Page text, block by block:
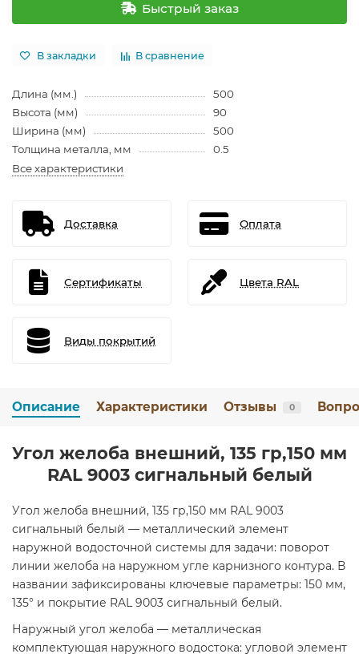
Быстрый заказ
В закладки В сравнение
Длина (мм.)
500
Высота (мм)
90
Ширина (мм)
500
Толщина металла, мм
0.5
Все характеристики
Доставка Оплата
Сертификаты Цвета RAL
Виды покрытий
Описание Характеристики Отзывы 0
Угол желоба внешний, 135 гр,150 мм
RAL 9003 сигнальный белый
Угол желоба внешний, 135 гр,150 мм RAL 9003
сигнальный белый — металлический элемент
наружной водосточной системы для задачи: поворот
линии желоба на наружном угле карнизного контура. В
названии зафиксированы ключевые параметры: 150 мм,
135° и покрытие RAL 9003 сигнальный белый.
Наружный угол желоба — металлическая
комплектующая наружного водостока: угловой элемент